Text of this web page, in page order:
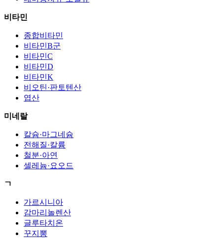
비타민
종합비타민
비타민B군
비타민C
비타민D
비타민K
비오틴·판토텐산
엽산
미네랄
칼슘·마그네슘
전해질·칼륨
철분·아연
셀레늄·요오드
ㄱ
가르시니아
감마리놀렌산
글루타치온
꾸지뽕